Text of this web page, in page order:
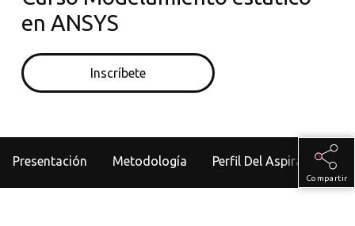
en ANSYS
Inscríbete
Presentación Metodología Perfil Del Aspirante
Compartir